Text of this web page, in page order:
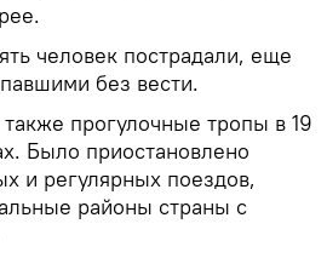
человек пострадали, еще
без вести.
прогулочные тропы в 19
Было приостановлено
и регулярных поездов,
районы страны с